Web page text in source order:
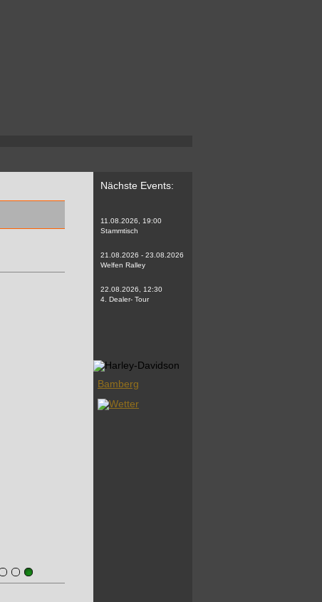
Nächste Events:
11.08.2026, 19:00
Stammtisch
21.08.2026 - 23.08.2026
Welfen Ralley
22.08.2026, 12:30
4. Dealer- Tour
Bamberg